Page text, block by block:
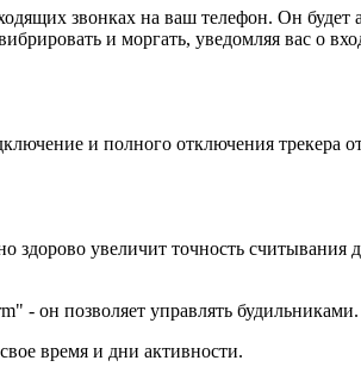
звонках на ваш телефон. Он будет
и моргать, уведомляя вас о
и полного отключения трекера
увеличит точность считывания
- он позволяет управлять будильниками.
время и дни активности.